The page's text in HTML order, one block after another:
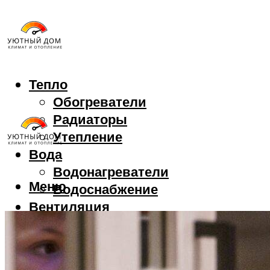
Тепло
Обогреватели
Радиаторы
Утепление
Вода
Водонагреватели
Водоснабжение
Вентиляция
Камины
Печи
Котлы
Меню